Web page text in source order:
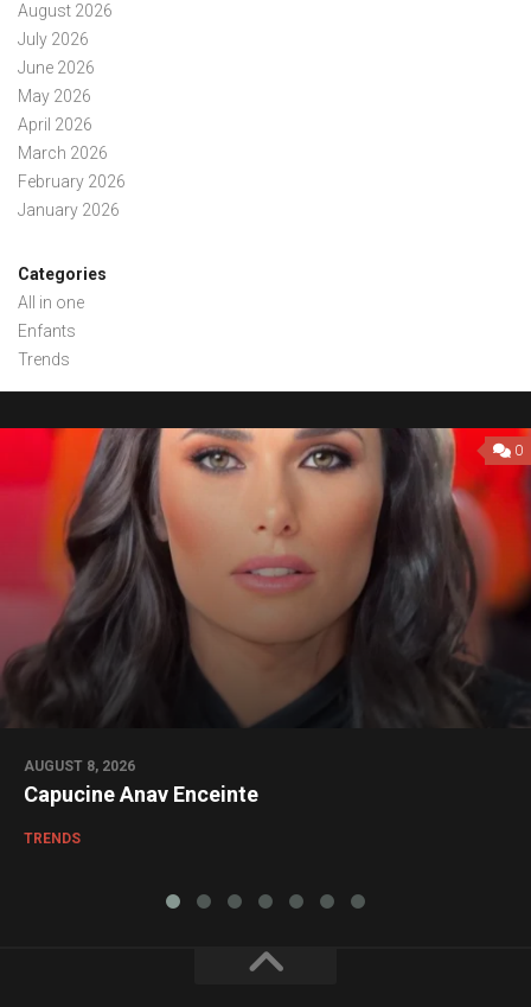
August 2026
July 2026
June 2026
May 2026
April 2026
March 2026
February 2026
January 2026
Categories
All in one
Enfants
Trends
0
AUGUST 8, 2026
Capucine Anav Enceinte
TRENDS